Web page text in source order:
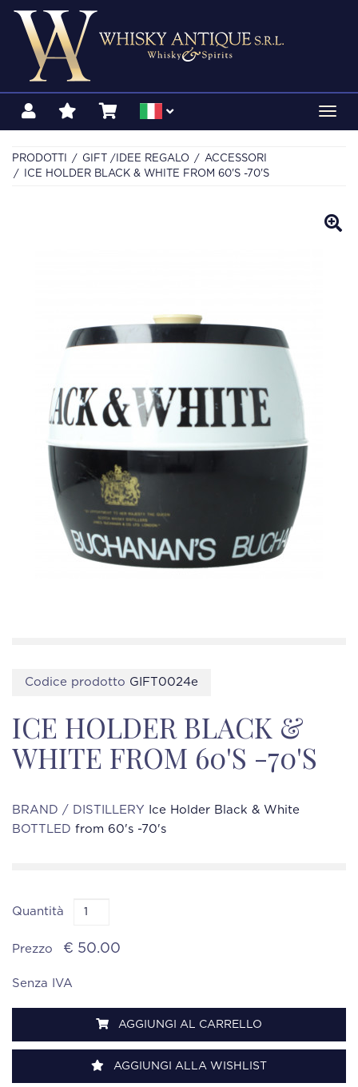
PRODOTTI GIFT /IDEE REGALO
ACCESSORI
ICE HOLDER BLACK & WHITE FROM 60'S -70'S
Codice prodotto GIFT0024e
ICE HOLDER BLACK &
WHITE FROM 60'S -70'S
BRAND / DISTILLERY
Ice Holder Black & White
BOTTLED from 60's -70's
Quantità
Prezzo € 50.00
Senza IVA
AGGIUNGI AL CARRELLO
AGGIUNGI ALLA WISHLIST